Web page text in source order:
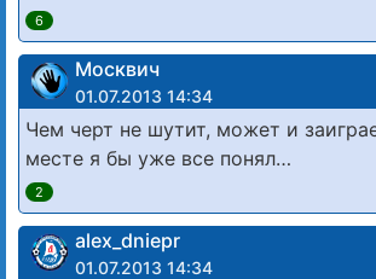
6
Москвич
01.07.2013 14:34
Чем черт не шутит, может и
месте я бы уже все понял…
2
alex_dniepr
01.07.2013 14:34